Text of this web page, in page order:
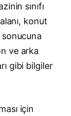
sınıfı
konut
sonucuna
ve arka
gibi bilgiler
için